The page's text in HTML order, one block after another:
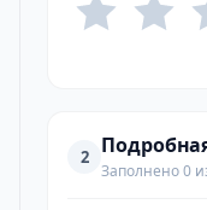
2
Заполнено 0